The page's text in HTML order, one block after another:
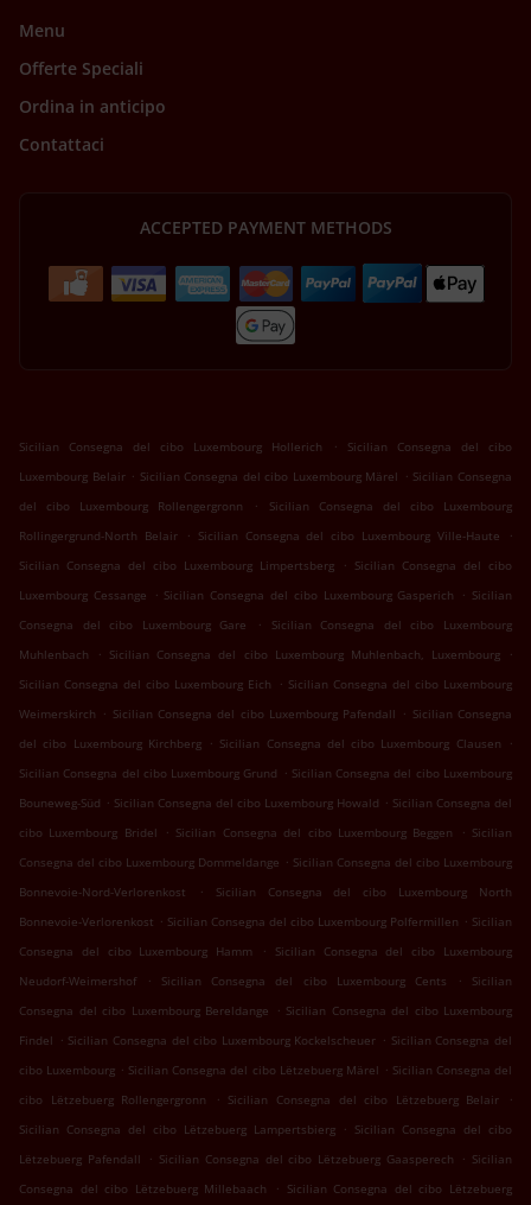
Menu
Offerte Speciali
Ordina in anticipo
Contattaci
ACCEPTED PAYMENT METHODS
Sicilian Consegna del cibo Luxembourg Hollerich .
Sicilian Consegna del cibo
Luxembourg Belair . Sicilian Consegna del cibo Luxembourg Märel . Sicilian Consegna
del cibo Luxembourg Rollengergronn
.
Sicilian Consegna del cibo Luxembourg
Rollingergrund-North Belair
. Sicilian Consegna del cibo Luxembourg Ville-Haute
.
Sicilian Consegna del cibo Luxembourg Limpertsberg
. Sicilian Consegna del cibo
Luxembourg Cessange
. Sicilian Consegna del cibo Luxembourg Gasperich . Sicilian
Consegna del cibo Luxembourg Gare
.
Sicilian Consegna del cibo Luxembourg
Muhlenbach
. Sicilian Consegna del cibo Luxembourg Muhlenbach, Luxembourg
.
Sicilian Consegna del cibo Luxembourg Eich
. Sicilian Consegna del cibo Luxembourg
Weimerskirch . Sicilian Consegna del cibo Luxembourg Pafendall . Sicilian Consegna
del cibo Luxembourg Kirchberg . Sicilian Consegna del cibo Luxembourg Clausen
.
Sicilian Consegna del cibo Luxembourg Grund . Sicilian Consegna del cibo Luxembourg
Bouneweg-Süd . Sicilian Consegna del cibo Luxembourg Howald . Sicilian Consegna del
cibo Luxembourg Bridel
. Sicilian Consegna del cibo Luxembourg Beggen . Sicilian
Consegna del cibo Luxembourg Dommeldange . Sicilian Consegna del cibo Luxembourg
Bonnevoie-Nord-Verlorenkost
.
Sicilian Consegna del cibo Luxembourg North
Bonnevoie-Verlorenkost . Sicilian Consegna del cibo Luxembourg Polfermillen . Sicilian
Consegna del cibo Luxembourg Hamm
.
Sicilian Consegna del cibo Luxembourg
Neudorf-Weimershof
. Sicilian Consegna del cibo Luxembourg Cents .
Sicilian
Consegna del cibo Luxembourg Bereldange
. Sicilian Consegna del cibo Luxembourg
Findel . Sicilian Consegna del cibo Luxembourg Kockelscheuer . Sicilian Consegna del
cibo Luxembourg . Sicilian Consegna del cibo Lëtzebuerg Märel . Sicilian Consegna del
cibo Lëtzebuerg Rollengergronn
. Sicilian Consegna del cibo Lëtzebuerg Belair
.
Sicilian Consegna del cibo Lëtzebuerg Lampertsbierg
. Sicilian Consegna del cibo
Lëtzebuerg Pafendall
. Sicilian Consegna del cibo Lëtzebuerg Gaasperech . Sicilian
Consegna del cibo Lëtzebuerg Millebaach
. Sicilian Consegna del cibo Lëtzebuerg